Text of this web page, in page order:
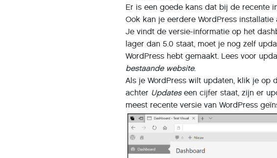
Er is een goede kans dat bij de recente
Ook kan je eerdere WordPress
Je vindt de versie-informatie op het
lager dan 5.0 staat, moet je nog zelf
WordPress hebt gemaakt. Lees voor
bestaande website.
Als je WordPress wilt updaten, klik je op
achter Updateseen cijfer staat, zijn er
meest recente versie van WordPress